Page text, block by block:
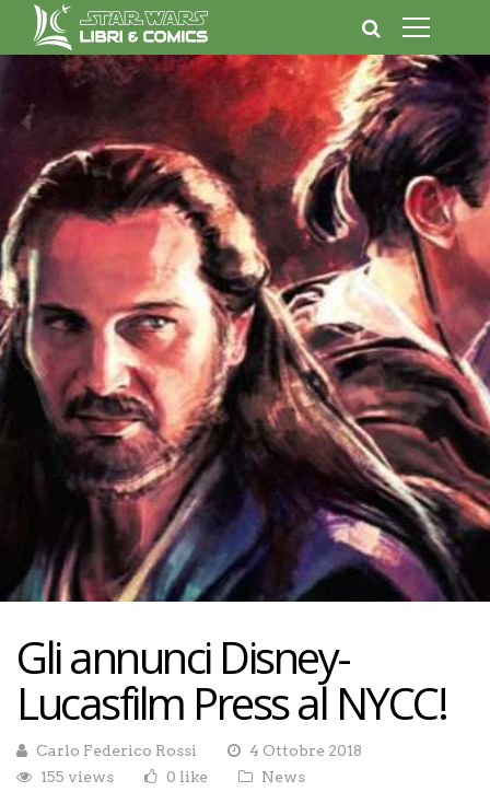
Gli annunci Disney-
Lucasfilm Press al NYCC!
Carlo Federico Rossi
4 Ottobre 2018
155 views
0 like News